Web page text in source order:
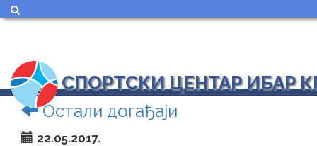
СПОРТСКИ ЦЕНТАР ИБАР
Остали догађаји
22.05.2017.